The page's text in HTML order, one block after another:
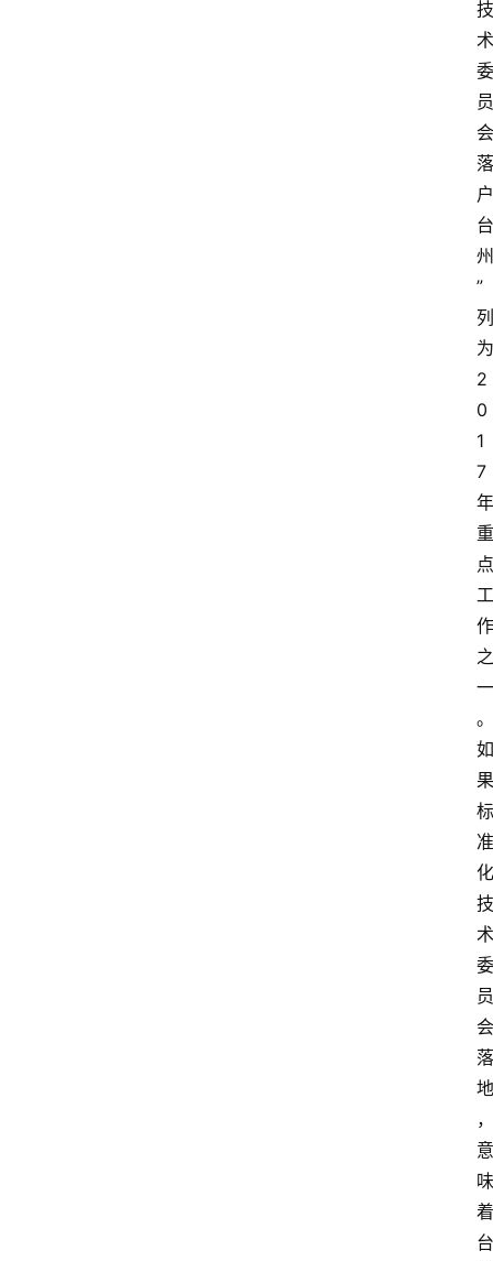
技
术
委
员
会
落
户
台
州
”
列
为
2
0
1
7
年
重
点
工
作
之
一
。
如
果
标
准
化
技
术
委
员
会
落
地
，
意
味
着
台